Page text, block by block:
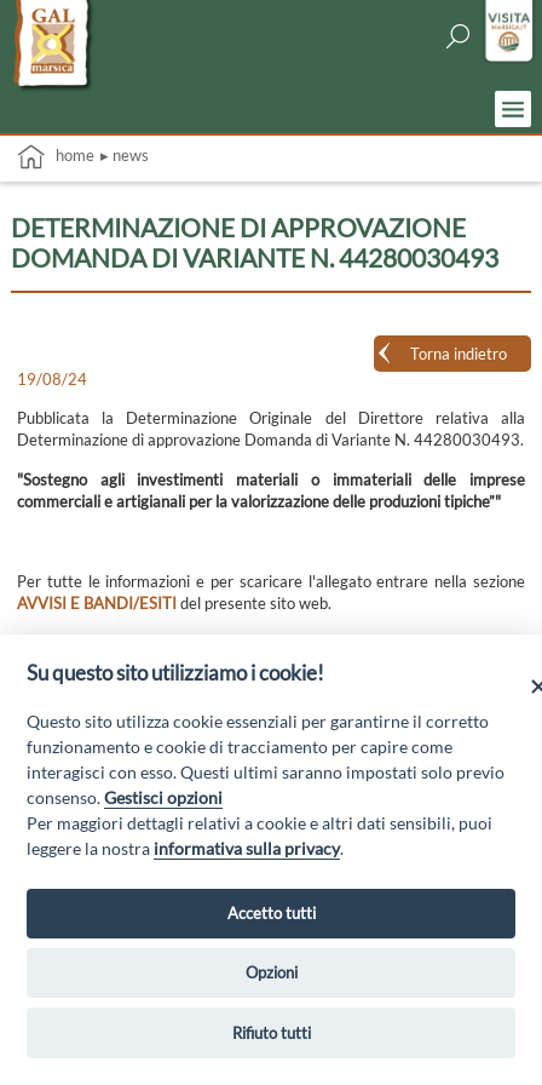
home ▸ news
DETERMINAZIONE DI APPROVAZIONE
DOMANDA DI VARIANTE N. 44280030493
Torna indietro
19/08/24
Pubblicata la Determinazione Originale del Direttore relativa alla
Determinazione di approvazione Domanda di Variante N. 44280030493.
"Sostegno agli investimenti materiali o immateriali delle imprese
commerciali e artigianali per la valorizzazione delle produzioni tipiche”"
Per tutte le informazioni e per scaricare l'allegato entrare nella sezione
AVVISI E BANDI/ESITI del presente sito web.
gal@marsica.it- PEC:
Privacy Policy|
Su questo sito utilizziamo i cookie!
Questo sito utilizza cookie essenziali per garantirne il corretto
funzionamento e cookie di tracciamento per capire come
interagisci con esso. Questi ultimi saranno impostati solo previo
consenso.Gestisci opzioni
Per maggiori dettagli relativi a cookie e altri dati sensibili, puoi
leggere la nostra informativa sulla privacy.
Accetto tutti
Opzioni
Rifiuto tutti